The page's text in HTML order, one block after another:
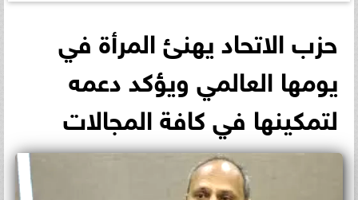
حزب الاتحاد يهنئ المرأة في
يومها العالمي ويؤكد دعمه
لتمكينها في كافة المجالات